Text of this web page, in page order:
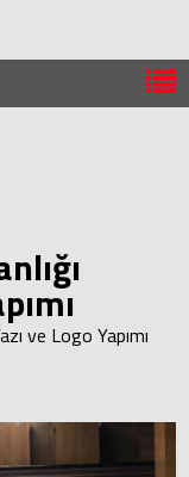
ve Logo Yapımı